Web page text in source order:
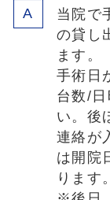
当院で
の貸し
ます。
手術日
台数/
い。後
連絡が
は開院
ります。